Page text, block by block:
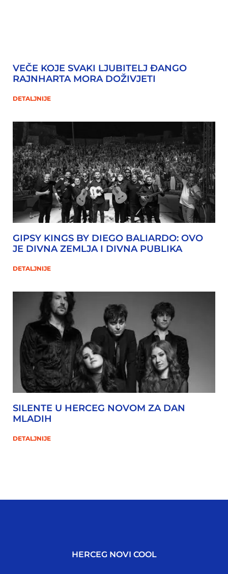
VEČE KOJE SVAKI LJUBITELJ ĐANGO
RAJNHARTA MORA DOŽIVJETI
DETALJNIJE
GIPSY KINGS BY DIEGO BALIARDO: OVO
JE DIVNA ZEMLJA I DIVNA PUBLIKA
DETALJNIJE
SILENTE U HERCEG NOVOM ZA DAN
MLADIH
DETALJNIJE
HERCEG NOVI COOL